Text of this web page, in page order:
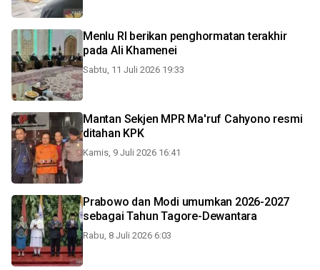
Menlu RI berikan penghormatan terakhir
pada Ali Khamenei
Sabtu, 11 Juli 2026 19:33
Mantan Sekjen MPR Ma'ruf Cahyono resmi
ditahan KPK
Kamis, 9 Juli 2026 16:41
Prabowo dan Modi umumkan 2026-2027
sebagai Tahun Tagore-Dewantara
Rabu, 8 Juli 2026 6:03